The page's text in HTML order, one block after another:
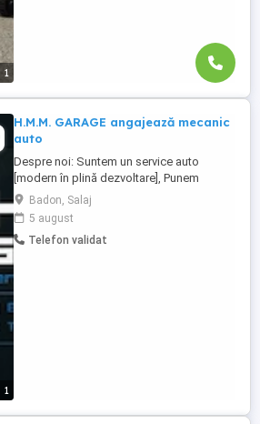
1
1
H.M.M. GARAGE angajează mecanic
auto
Despre noi: Suntem un service auto
[modern în plină dezvoltare], Punem
accent pe calitatea serviciilor oferite
clienților noștri și pe un mediu de lucru
corect, profesionist și respectuos pentru
echipa noastră. Ne mărim echipa și
Badon, Salaj
5 august
Telefon validat